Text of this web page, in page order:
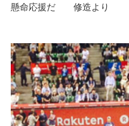
懸命応援だ 修造より